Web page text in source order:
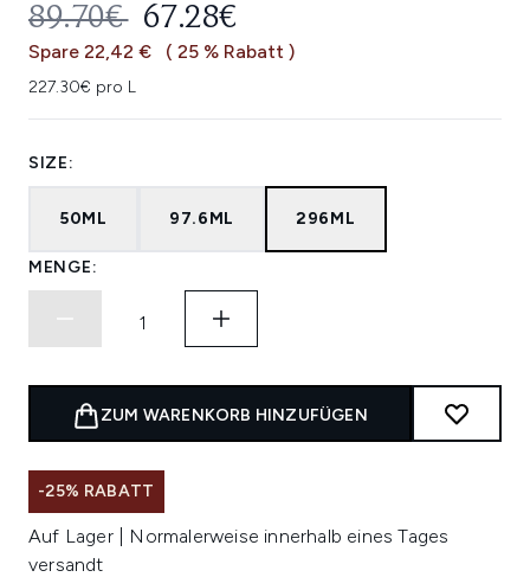
UNVERBINDLICHE
89.70€ AKTUELLER PREIS:
67.28€
Spare 22,42 € ( 25 % Rabatt )
227.30€ pro L
SIZE:
50ML 97.6ML 296ML
MENGE:
ZUM WARENKORB HINZUFÜGEN
-25% RABATT
Auf Lager | Normalerweise innerhalb eines Tages
versandt